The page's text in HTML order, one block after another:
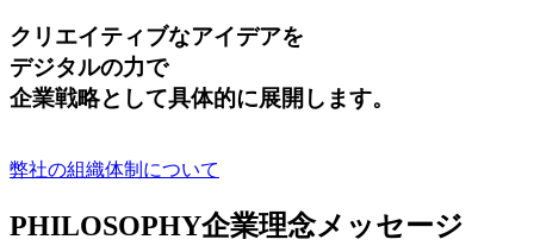
クリエイティブなアイデアを
デジタルの力で
企業戦略として具体的に展開します。
弊社の組織体制について
PHILOSOPHY企業理念メッセージ